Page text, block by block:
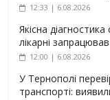
12:33 | 6.08.2026
Якісна
лікарні
12:00 | 6.08.2026
У Тернополі
транспорті: